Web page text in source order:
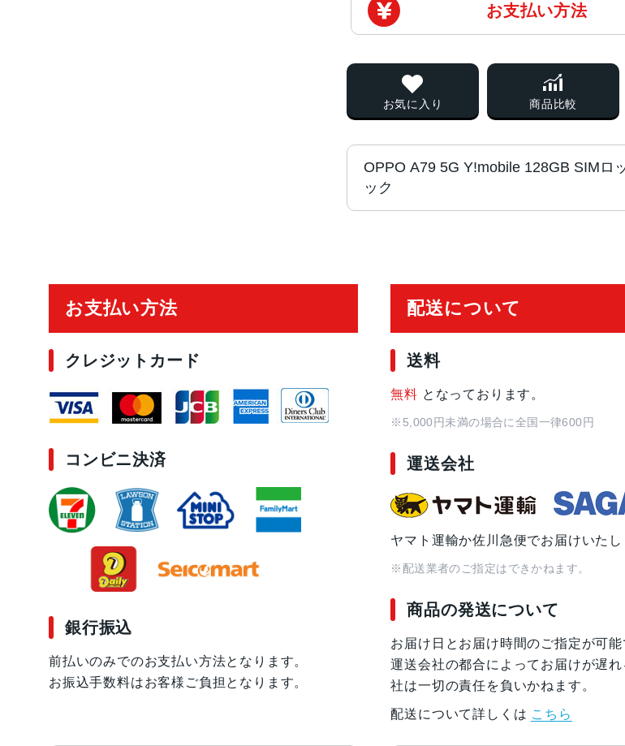
お支払い方法
お気に入り 商品比較
OPPO A79 5G Y!mobile 128GB SIMロ
ック
ミステリ-プラック
6.7インチ
アウトカメラ
深度:約200万画素
インカメラ 約800万画素
RAM：4GB
外部メモリ最大容
1024GB
バッテリー容量 5000ｍAh
お支払い方法
クレジットカード
コンビニ決済
銀行振込
前払いのみでのお支払い方法となります。
お振込手数料はお客様ご負担となります。
配送について
送料
無料 となっております。
※5,000円未満の場合に全国一律600円
運送会社
ヤマト運輸か佐川急便でお届けいたし
※配送業者のご指定はできかねます。
商品の発送について
お届け日とお届け時間のご指定が可能
運送会社の都合によってお届けが遅
社は一切の責任を負いかねます。
配送について詳しくは こちら